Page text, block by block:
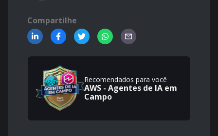
Compartilhe
Recomendados para você
AWS - Agentes de IA em
Campo